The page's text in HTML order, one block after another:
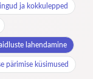
ja kokkulepped
lahendamine
pärimise küsimused